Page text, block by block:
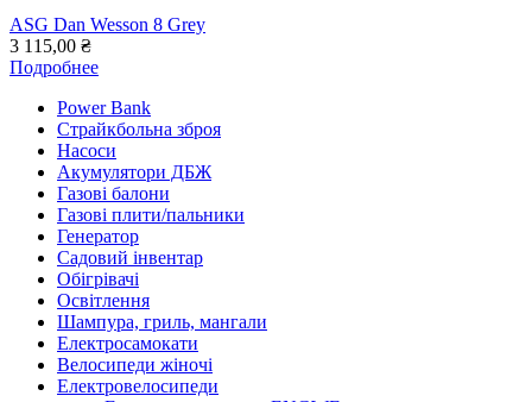
ASG Dan Wesson 8 Grey
3 115,00 ₴
Подробнее
Power Bank
Страйкбольна зброя
Насоси
Акумулятори ДБЖ
Газові балони
Газові плити/пальники
Генератор
Садовий інвентар
Обігрівачі
Освітлення
Шампура, гриль, мангали
Електросамокати
Велосипеди жіночі
Електровелосипеди